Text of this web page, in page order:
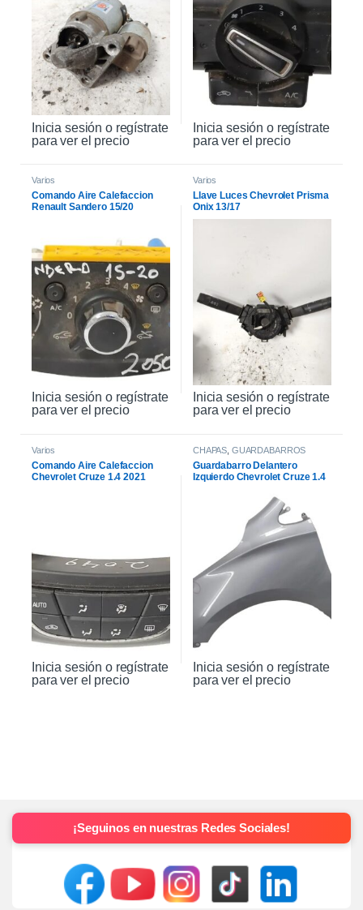
Inicia sesión o regístrate
para ver el precio
Inicia sesión o regístrate
para ver el precio
Varios
Comando Aire Calefaccion
Renault Sandero 15/20
Inicia sesión o regístrate
para ver el precio
Varios
Llave Luces Chevrolet Prisma
Onix 13/17
Inicia sesión o regístrate
para ver el precio
Varios
Comando Aire Calefaccion
Chevrolet Cruze 1.4 2021
Inicia sesión o regístrate
para ver el precio
CHAPAS GUARDABARROS
Guardabarro Delantero
Izquierdo Chevrolet Cruze 1.4
Inicia sesión o regístrate
para ver el precio
¡Seguinos en nuestras Redes Sociales!